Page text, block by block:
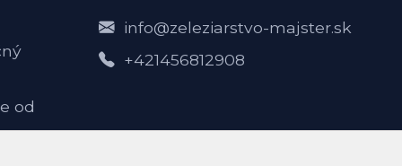
od
info@zeleziarstvo-majster.sk
+421456812908